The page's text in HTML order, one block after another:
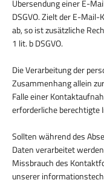
Übersendung einer E-
DSGVO. Zielt der E-
ab, so ist zusätzliche
1 lit. b DSGVO.
Die Verarbeitung der
Zusammenhang allein
Falle einer
erforderliche berechtigte
Sollten während des
Daten verarbeitet
Missbrauch des
unserer